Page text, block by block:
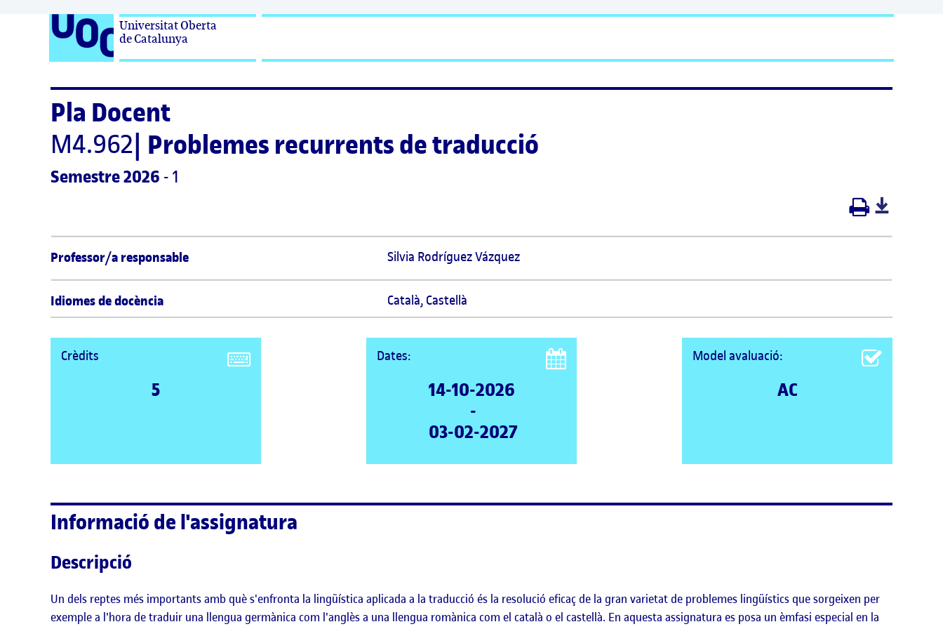
Universitat Oberta
de Catalunya
Pla Docent
M4.962 Problemes recurrents de traducció
Semestre 2026 - 1
Professor/a responsable Silvia Rodríguez Vázquez
Idiomes de docència Català, Castellà
Crèdits
5
Dates:
14-10-2026
-
03-02-2027
Model avaluació:
AC
Informació de l'assignatura
Descripció
Un dels reptes més importants amb què s'enfronta la lingüística aplicada a la traducció és la resolució eficaç de la gran varietat de problemes lingüístics que sorgeixen per
exemple a l'hora de traduir una llengua germànica com l'anglès a una llengua romànica com el català o el castellà. En aquesta assignatura es posa un èmfasi especial en la